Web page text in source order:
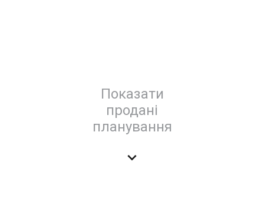
Показати
продані
планування
